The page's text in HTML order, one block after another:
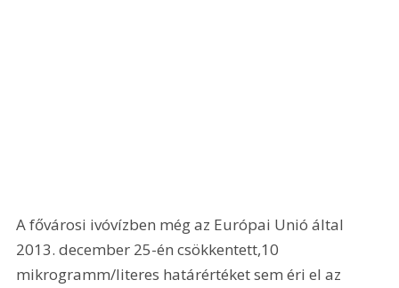
A fővárosi ivóvízben még az Európai Unió által
2013. december 25-én csökkentett,10
mikrogramm/literes határértéket sem éri el az